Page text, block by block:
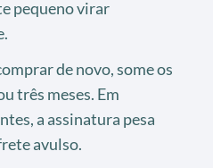
pequeno virar
de novo, some os
três meses. Em
a assinatura pesa
avulso.